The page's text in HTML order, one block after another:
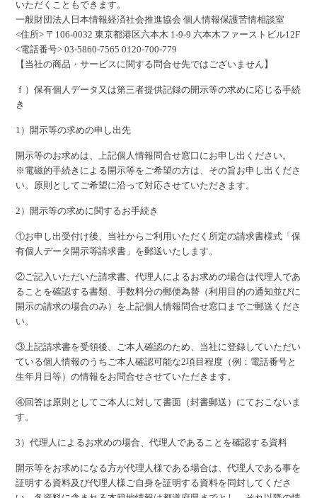
いただくこともできます。
一般財団法人日本情報経済社会推進協会 個人情報保護苦情相談室
<住所> 〒106-0032 東京都港区六本木 1-9-9 六本木ファーストビル12F
<電話番号> 03-5860-7565 0120-700-779
【当社の商品・サービスに関する問合せ先ではございません】
ｆ）保有個人データ又は第三者提供記録の開示等の求めに応じる手続
き
1）開示等の求めの申し出先
開示等のお求めは、上記個人情報問合せ窓口にお申し出ください。
※電磁的手続きによる開示等をご希望の方は、その旨お申し出くださ
い。原則としてご希望に沿って対応させていただきます。
2）開示等の求めに関するお手続き
①お申し出受付け後、当社からご利用いただく所定の請求書様式「保
有個人データ開示等請求書」を郵送いたします。
②ご記入いただいた請求書、代理人によるお求めの場合は代理人であ
ることを確認する書類、手数料分の郵便為替（利用目的の通知並びに
開示の請求の場合のみ）を上記個人情報問合せ窓口までご郵送くださ
い。
③上記請求書を受領後、ご本人確認のため、当社に登録していただい
ている個人情報のうちご本人確認可能な2項目程度（例：電話番号と
生年月日等）の情報をお問合せさせていただきます。
④回答は原則としてご本人に対して書面（封書郵送）にておこないま
す。
3）代理人によるお求めの場合、代理人であることを確認する資料
開示等をお求めになる方が代理人様である場合は、代理人である事を
証明する資料及び代理人様ご自身を証明する資料を同封してくださ